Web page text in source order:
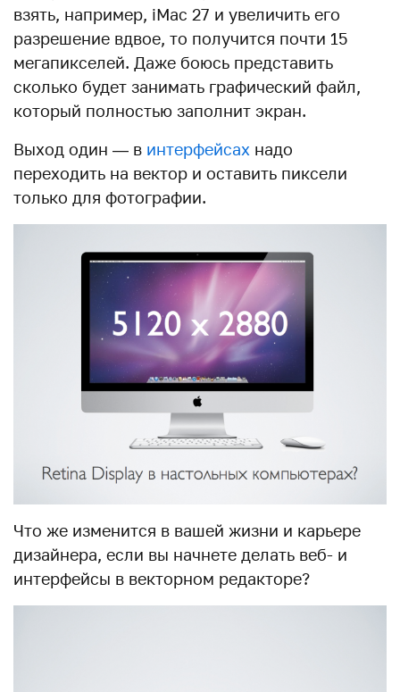
взять, например, iMac 27 и увеличить его
разрешение вдвое, то получится почти 15
мегапикселей. Даже боюсь представить
сколько будет занимать графический файл,
который полностью заполнит экран.
Выход один — в интерфейсах надо
переходить на вектор и оставить пиксели
только для фотографии.
Что же изменится в вашей жизни и карьере
дизайнера, если вы начнете делать веб- и
интерфейсы в векторном редакторе?